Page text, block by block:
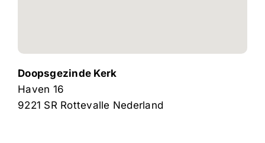
Doopsgezinde Kerk
Haven 16
9221 SR Rottevalle Nederland